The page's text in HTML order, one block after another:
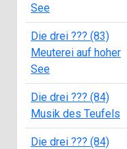
See
Die drei ??? (83)
Meuterei auf hoher
See
Die drei ??? (84)
Musik des Teufels
Die drei ??? (84)